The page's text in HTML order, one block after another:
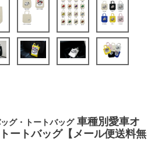
グ・トートバッグ 車種別愛車オ
ートバッグ【メール便送料無